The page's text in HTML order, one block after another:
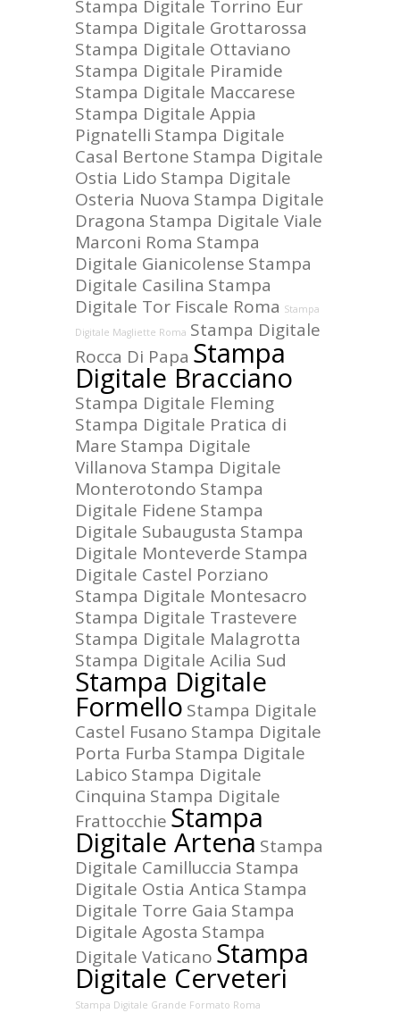
Stampa Digitale Torrino Eur
Stampa Digitale Grottarossa
Stampa Digitale Ottaviano
Stampa Digitale Piramide
Stampa Digitale Maccarese
Stampa Digitale Appia
Pignatelli Stampa Digitale
Casal Bertone Stampa Digitale
Ostia Lido Stampa Digitale
Osteria Nuova Stampa Digitale
Dragona Stampa Digitale Viale
Marconi Roma Stampa
Digitale Gianicolense Stampa
Digitale Casilina Stampa
Digitale Tor Fiscale Roma Stampa
Digitale Magliette Roma Stampa Digitale
Rocca Di Papa Stampa
Digitale Bracciano
Stampa Digitale Fleming
Stampa Digitale Pratica di
Mare Stampa Digitale
Villanova Stampa Digitale
Monterotondo Stampa
Digitale Fidene Stampa
Digitale Subaugusta Stampa
Digitale Monteverde Stampa
Digitale Castel Porziano
Stampa Digitale Montesacro
Stampa Digitale Trastevere
Stampa Digitale Malagrotta
Stampa Digitale Acilia Sud
Stampa Digitale
Formello Stampa Digitale
Castel Fusano Stampa Digitale
Porta Furba Stampa Digitale
Labico Stampa Digitale
Cinquina Stampa Digitale
Frattocchie Stampa
Digitale Artena Stampa
Digitale Camilluccia Stampa
Digitale Ostia Antica Stampa
Digitale Torre Gaia Stampa
Digitale Agosta Stampa
Digitale Vaticano Stampa
Digitale Cerveteri
Stampa Digitale Grande Formato Roma